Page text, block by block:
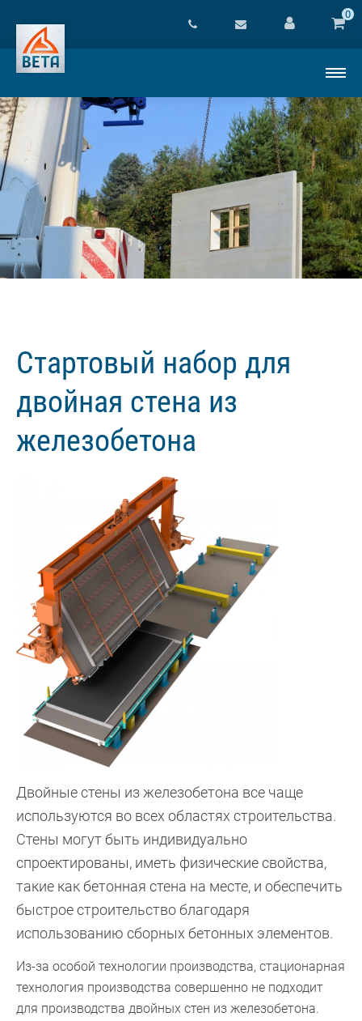
0
Стартовый набор для
двойная стена из
железобетона
Двойные стены из железобетона все чаще
используются во всех областях строительства.
Стены могут быть индивидуально
спроектированы, иметь физические свойства,
такие как бетонная стена на месте, и обеспечить
быстрое строительство благодаря
использованию сборных бетонных элементов.
Из-за особой технологии производства, стационарная
технология производства совершенно не подходит
для производства двойных стен из железобетона.